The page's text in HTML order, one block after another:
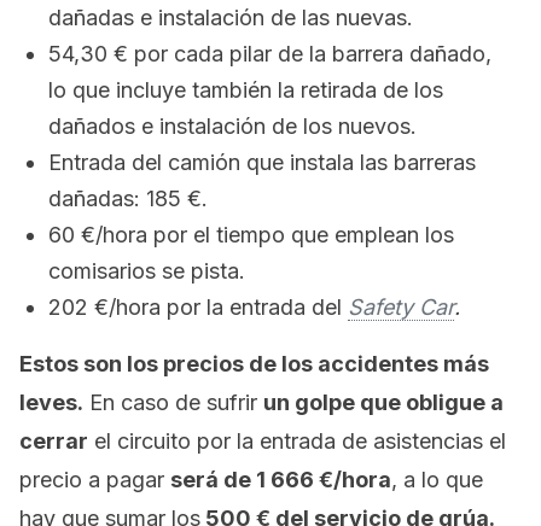
dañadas e instalación de las nuevas.
54,30 € por cada pilar de la barrera dañado,
lo que incluye también la retirada de los
dañados e instalación de los nuevos.
Entrada del camión que instala las barreras
dañadas: 185 €.
60 €/hora por el tiempo que emplean los
comisarios se pista.
202 €/hora por la entrada del Safety Car.
Estos son los precios de los accidentes más
leves. En caso de sufrir un golpe que obligue a
cerrar el circuito por la entrada de asistencias el
precio a pagar será de 1 666 €/hora, a lo que
hay que sumar los 500 € del servicio de grúa.